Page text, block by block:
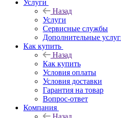
Услуги
Назад
Услуги
Сервисные службы
Дополнительные
Как купить
Назад
Как купить
Условия оплаты
Условия доставки
Гарантия на товар
Вопрос-ответ
Компания
Назад